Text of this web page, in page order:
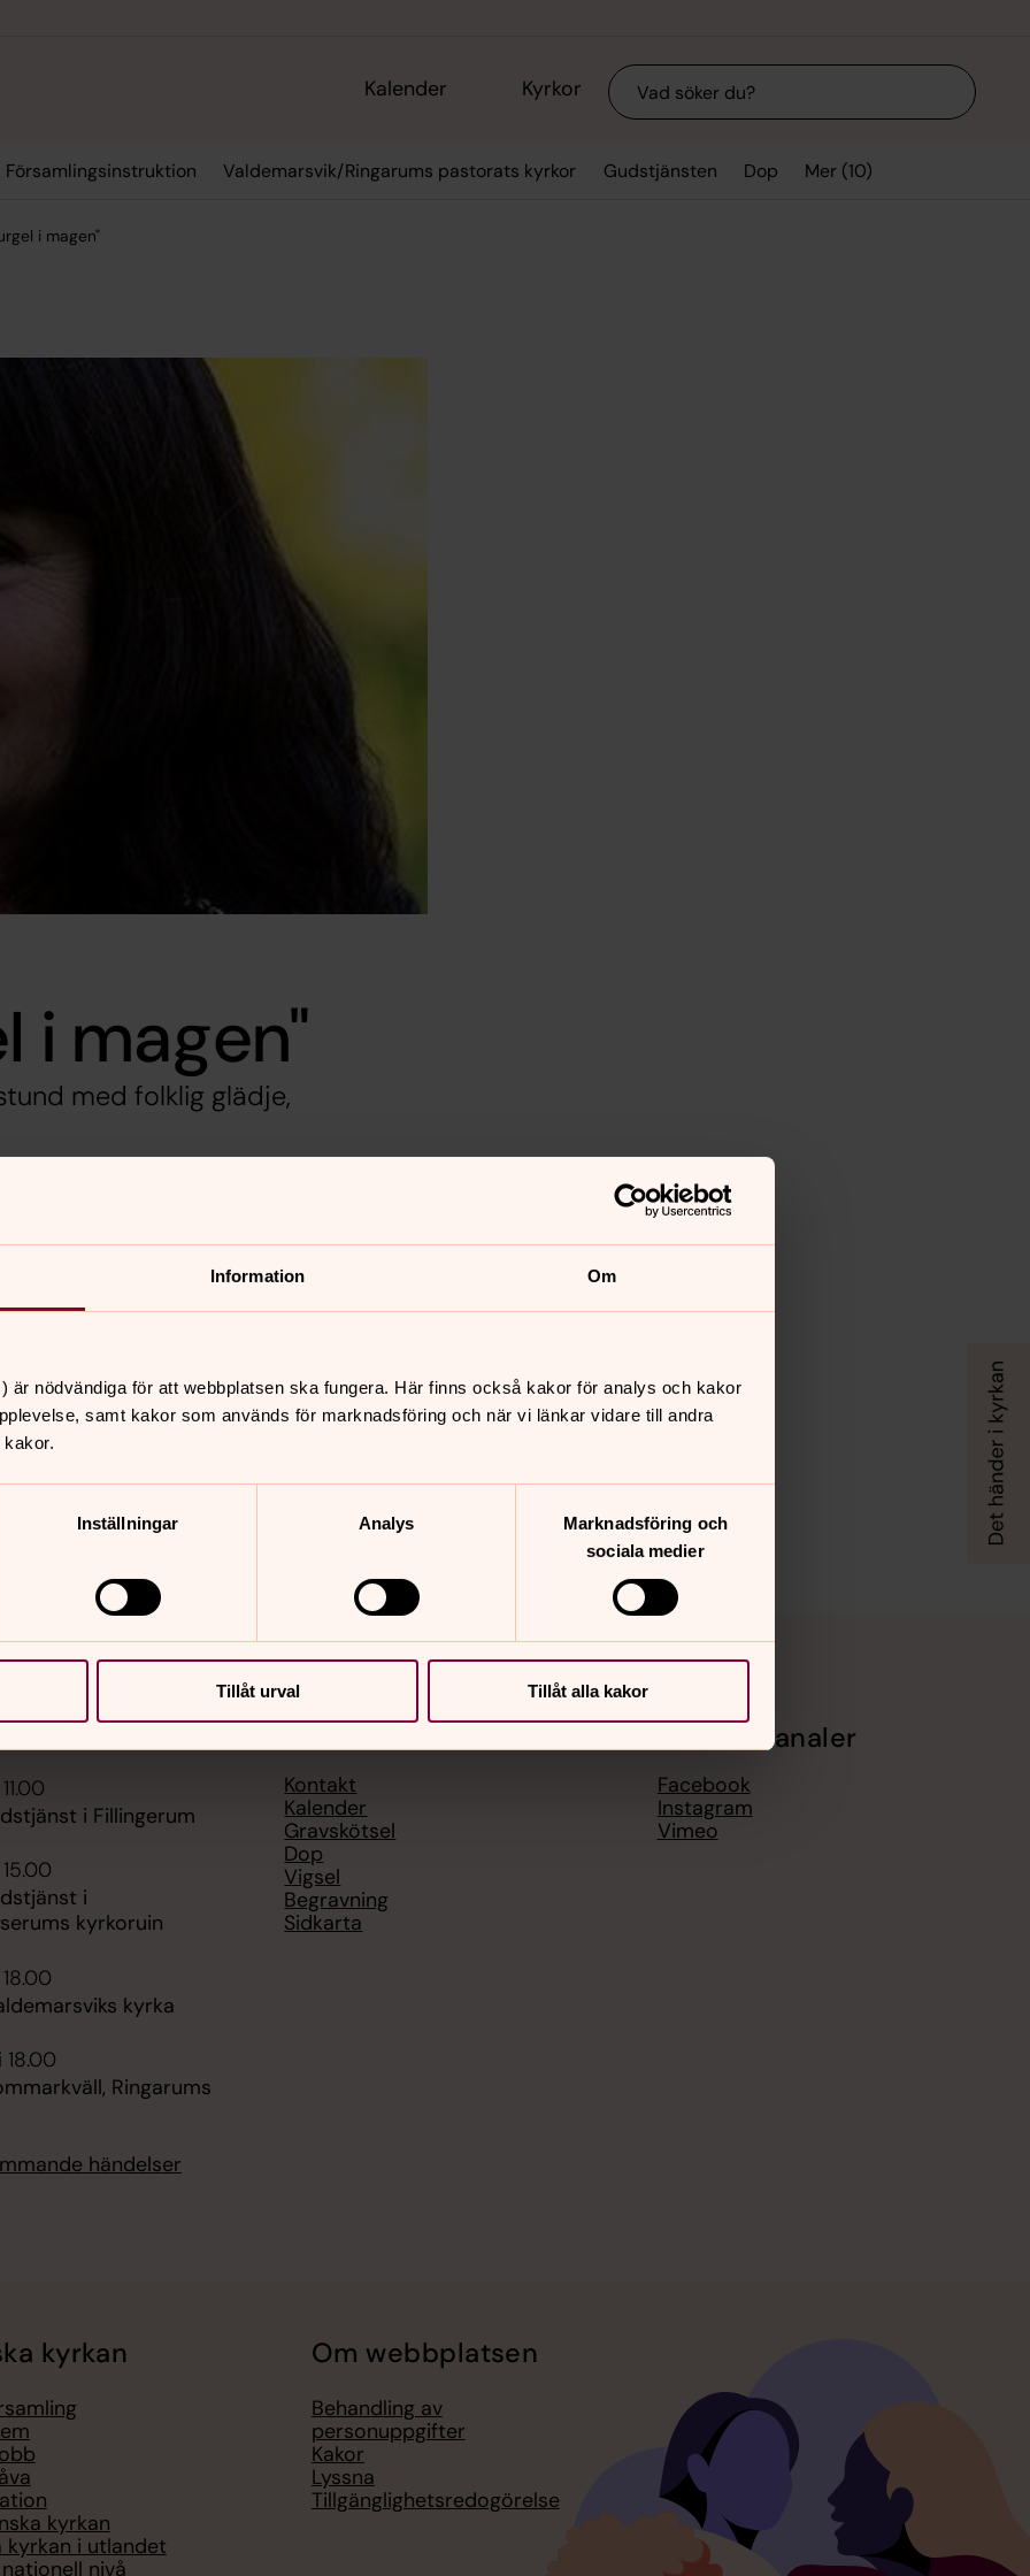
Information Om
är nödvändiga för att webbplatsen ska fungera. Här finns också kakor för analys och kakor
samt kakor som används för marknadsföring och när vi länkar vidare till andra
Inställningar Analys
Marknadsföring och
sociala medier
Tillåt urval Tillåt alla kakor
Kalender Kyrkor Sök
Församlingsinstruktion Valdemarsvik/Ringarums pastorats kyrkor Gudstjänsten Dop Mer (10)
i magen"
i magen"
med folklig glädje,
24 januari 12:30. Gudrid Hansen
och lotteri till ett rimligt pris.
fredag den 20 januari.
i Fillingerum
i
kyrkoruin
kyrka
18.00
Ringarums
händelser
Kontakt
Kalender
Gravskötsel
Dop
Vigsel
Begravning
Sidkarta
Sociala kanaler
Facebook
Instagram
Vimeo
kyrkan
kyrkan
kyrkan i utlandet
nivå
Om webbplatsen
Behandling av
personuppgifter
Kakor
Lyssna
Tillgänglighetsredogörelse